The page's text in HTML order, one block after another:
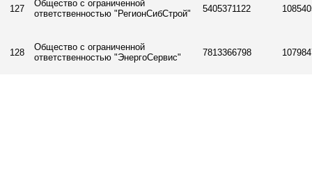
127
Общество с ограниченной
ответственностью "РегионСибСтрой"
5405371122
128
Общество с ограниченной
ответственностью "ЭнергоСервис"
7813366798